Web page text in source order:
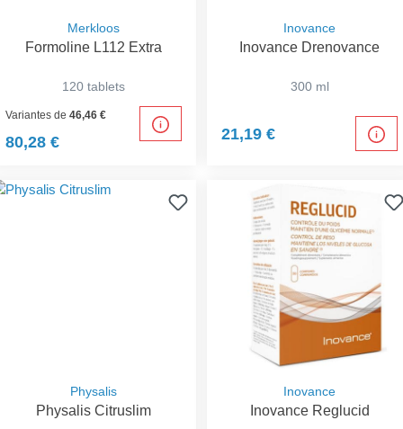
Merkloos
Formoline L112 Extra
120 tablets
Variantes de46,46 €
80,28 €
Inovance
Inovance Drenovance
300 ml
21,19 €
Physalis
Physalis Citruslim
Inovance
Inovance Reglucid